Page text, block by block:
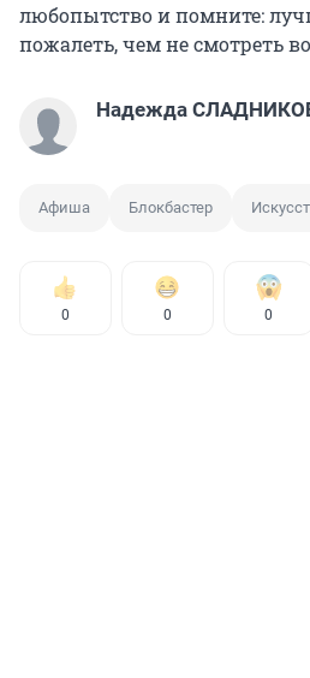
любопытство и помните:
пожалеть, чем не смотреть
Надежда
Афиша Блокбастер
0 0 0